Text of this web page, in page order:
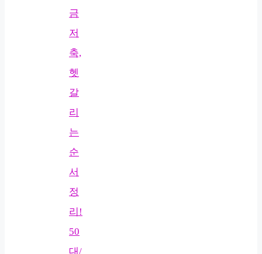
금
저
축,
헷
갈
리
는
순
서
정
리!
50
대/